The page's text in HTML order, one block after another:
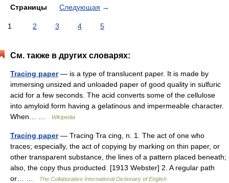
Страницы Следующая →
1 2 3 4 5
См. также в других словарях:
Tracing paper— is a type of translucent paper. It is made by
immersing unsized and unloaded paper of good quality in sulfuric
acid for a few seconds. The acid converts some of the cellulose
into amyloid form having a gelatinous and impermeable character.
When… …
Wikipedia
Tracing paper— Tracing Tra cing, n. 1. The act of one who
traces; especially, the act of copying by marking on thin paper, or
other transparent substance, the lines of a pattern placed beneath;
also, the copy thus producted. [1913 Webster] 2. A regular path
or… …
The Collaborative International Dictionary of English